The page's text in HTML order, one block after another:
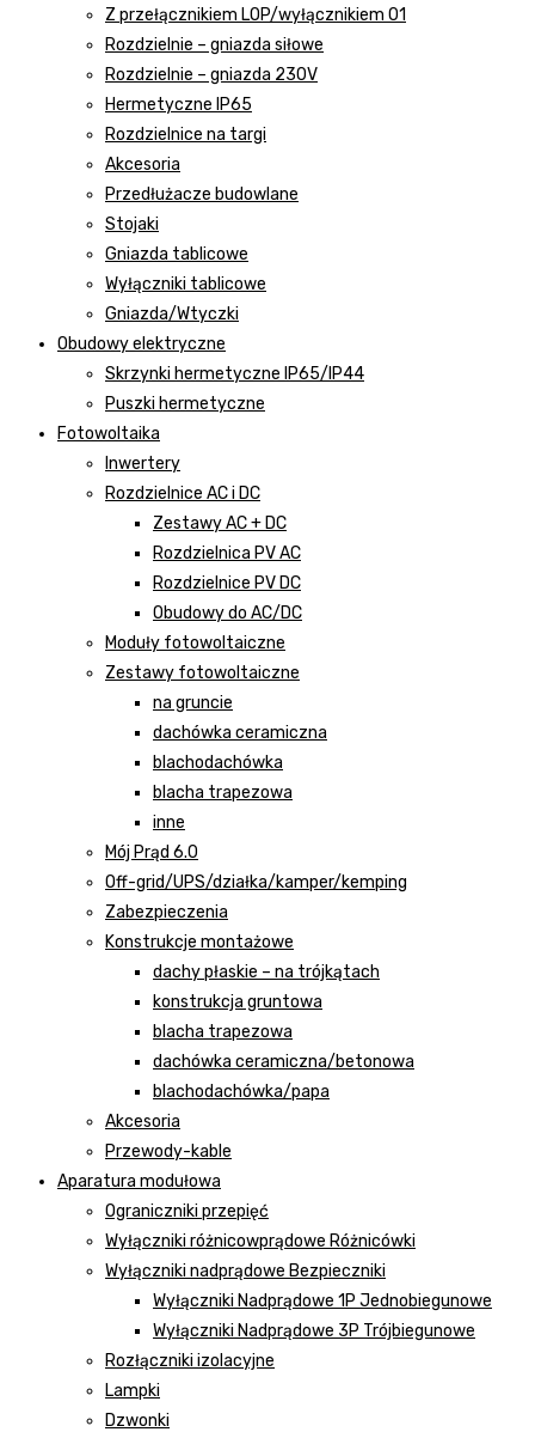
Z przełącznikiem LOP/wyłącznikiem 01
Rozdzielnie – gniazda siłowe
Rozdzielnie – gniazda 230V
Hermetyczne IP65
Rozdzielnice na targi
Akcesoria
Przedłużacze budowlane
Stojaki
Gniazda tablicowe
Wyłączniki tablicowe
Gniazda/Wtyczki
Obudowy elektryczne
Skrzynki hermetyczne IP65/IP44
Puszki hermetyczne
Fotowoltaika
Inwertery
Rozdzielnice AC i DC
Zestawy AC + DC
Rozdzielnica PV AC
Rozdzielnice PV DC
Obudowy do AC/DC
Moduły fotowoltaiczne
Zestawy fotowoltaiczne
na gruncie
dachówka ceramiczna
blachodachówka
blacha trapezowa
inne
Mój Prąd 6.0
Off-grid/UPS/działka/kamper/kemping
Zabezpieczenia
Konstrukcje montażowe
dachy płaskie – na trójkątach
konstrukcja gruntowa
blacha trapezowa
dachówka ceramiczna/betonowa
blachodachówka/papa
Akcesoria
Przewody-kable
Aparatura modułowa
Ograniczniki przepięć
Wyłączniki różnicowprądowe Różnicówki
Wyłączniki nadprądowe Bezpieczniki
Wyłączniki Nadprądowe 1P Jednobiegunowe
Wyłączniki Nadprądowe 3P Trójbiegunowe
Rozłączniki izolacyjne
Lampki
Dzwonki